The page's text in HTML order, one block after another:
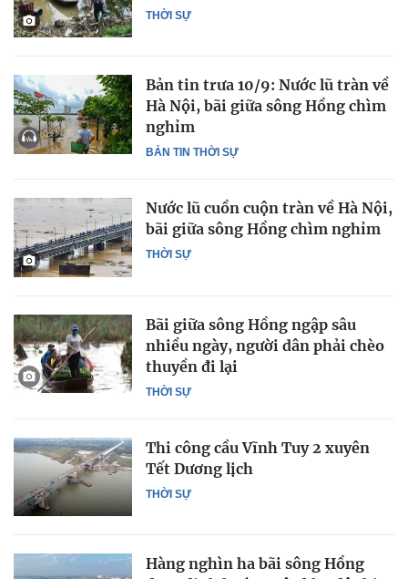
THỜI SỰ
BẢN TIN THỜI SỰ
Bản tin trưa 10/9: Nước lũ tràn về
Hà Nội, bãi giữa sông Hồng chìm
nghỉm
THỜI SỰ
Nước lũ cuồn cuộn tràn về Hà Nội,
bãi giữa sông Hồng chìm nghỉm
THỜI SỰ
Bãi giữa sông Hồng ngập sâu
nhiều ngày, người dân phải chèo
thuyền đi lại
THỜI SỰ
Thi công cầu Vĩnh Tuy 2 xuyên
Tết Dương lịch
Hàng nghìn ha bãi sông Hồng